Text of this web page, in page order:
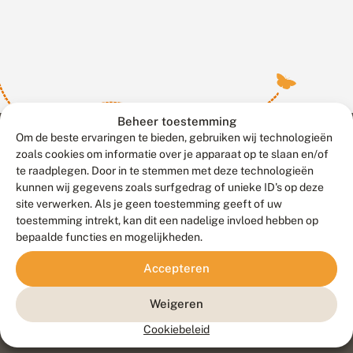
Beheer toestemming
Om de beste ervaringen te bieden, gebruiken wij technologieën
zoals cookies om informatie over je apparaat op te slaan en/of
te raadplegen. Door in te stemmen met deze technologieën
kunnen wij gegevens zoals surfgedrag of unieke ID's op deze
site verwerken. Als je geen toestemming geeft of uw
toestemming intrekt, kan dit een nadelige invloed hebben op
bepaalde functies en mogelijkheden.
Accepteren
Weigeren
Cookiebeleid
Contact
Veelgestelde vragen
Doneer
Meld waarnemingen© 2026 Vlinderstichting
Duurzaam ontwikkeld door
Go2People
, ontworpen door
Blue Field Agency
Privacy
Disclaimer
Sitemap